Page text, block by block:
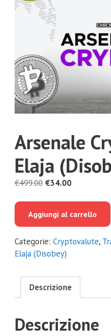
Arsenale
Elaja
€499.00 Il
era:
€34.00Il
è:
Aggiungi al carrello
Categorie: Cryptovalute,
Elaja (Disobey)
Descrizione
Descrizione